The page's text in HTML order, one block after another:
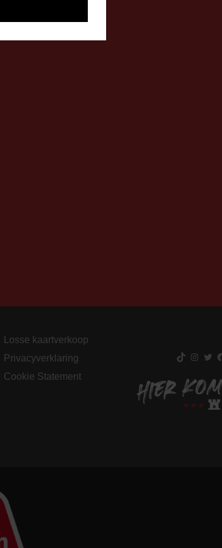
Losse kaartverkoop
Privacyverklaring
Cookie Statement